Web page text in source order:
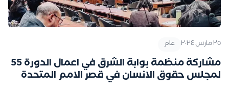
٢٥ مارس ٢٠٢٤ عام
مشاركة منظمة بوابة الشرق في اعمال الدورة 55
لمجلس حقوق الانسان في قصر الامم المتحدة